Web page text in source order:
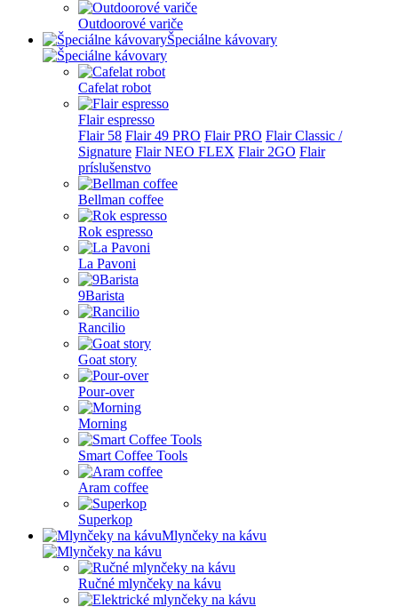
Outdoorové variče
Špeciálne kávovary
Cafelat robot
Flair espresso
Flair 58 Flair 49 PRO Flair PRO Flair Classic /
Signature Flair NEO FLEX Flair 2GO Flair
príslušenstvo
Bellman coffee
Rok espresso
La Pavoni
9Barista
Rancilio
Goat story
Pour-over
Morning
Smart Coffee Tools
Aram coffee
Superkop
Mlynčeky na kávu
Ručné mlynčeky na kávu